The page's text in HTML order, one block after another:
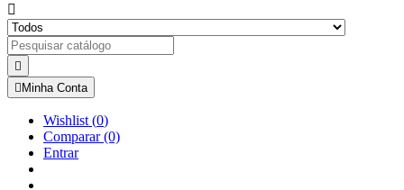


 Minha Conta
Wishlist (0)
Comparar(0)
Entrar